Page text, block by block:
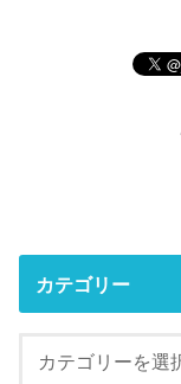
カテゴリー